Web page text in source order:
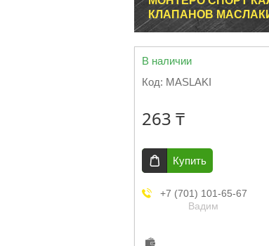
КЛАПАНОВ МАСЛАКИ
В наличии
Код: MASLAKI
263 ₸
Купить
+7 (701) 101-65-67
Вадим